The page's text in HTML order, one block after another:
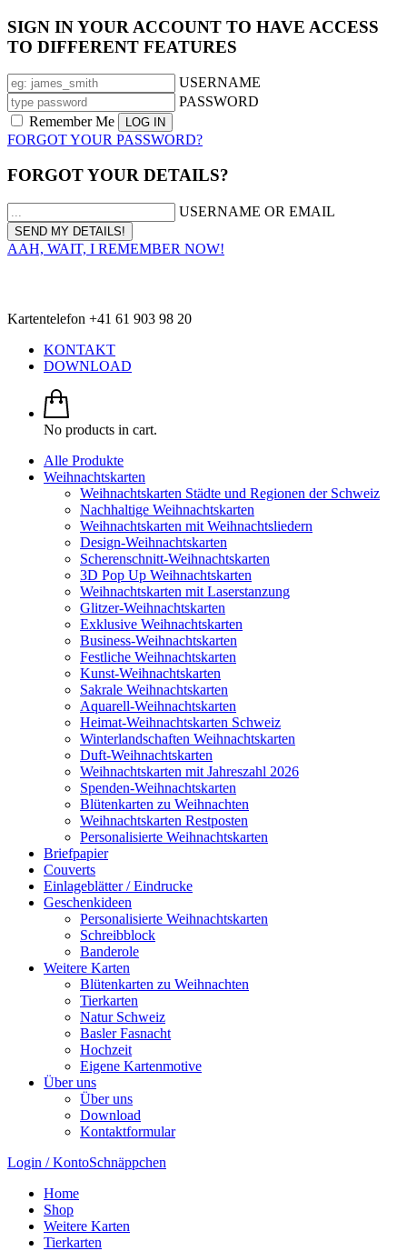
SIGN IN YOUR ACCOUNT TO HAVE ACCESS
TO DIFFERENT FEATURES
USERNAME
PASSWORD
Remember Me
FORGOT YOUR PASSWORD?
FORGOT YOUR DETAILS?
USERNAME OR EMAIL
AAH, WAIT, I REMEMBER NOW!
Kartentelefon +41 61 903 98 20
KONTAKT
DOWNLOAD
No products in cart.
Alle Produkte
Weihnachtskarten
Weihnachtskarten Städte und Regionen der Schweiz
Nachhaltige Weihnachtskarten
Weihnachtskarten mit Weihnachtsliedern
Design-Weihnachtskarten
Scherenschnitt-Weihnachtskarten
3D Pop Up Weihnachtskarten
Weihnachtskarten mit Laserstanzung
Glitzer-Weihnachtskarten
Exklusive Weihnachtskarten
Business-Weihnachtskarten
Festliche Weihnachtskarten
Kunst-Weihnachtskarten
Sakrale Weihnachtskarten
Aquarell-Weihnachtskarten
Heimat-Weihnachtskarten Schweiz
Winterlandschaften Weihnachtskarten
Duft-Weihnachtskarten
Weihnachtskarten mit Jahreszahl 2026
Spenden-Weihnachtskarten
Blütenkarten zu Weihnachten
Weihnachtskarten Restposten
Personalisierte Weihnachtskarten
Briefpapier
Couverts
Einlageblätter / Eindrucke
Geschenkideen
Personalisierte Weihnachtskarten
Schreibblock
Banderole
Weitere Karten
Blütenkarten zu Weihnachten
Tierkarten
Natur Schweiz
Basler Fasnacht
Hochzeit
Eigene Kartenmotive
Über uns
Über uns
Download
Kontaktformular
Login / KontoSchnäppchen
Home
Shop
Weitere Karten
Tierkarten